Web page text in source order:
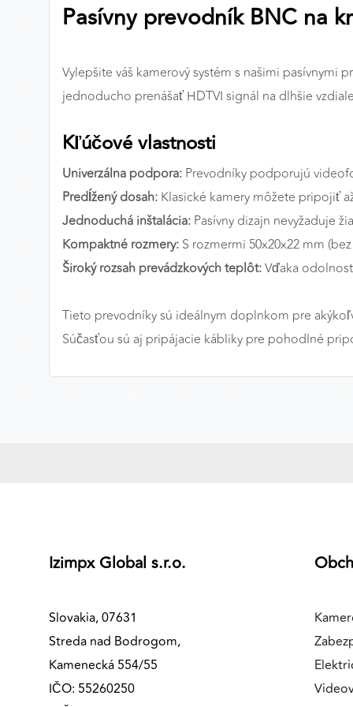
Pasívny prevodník BNC na
Vylepšite váš kamerový systém s našimi pasívnymi
jednoducho prenášať HDTVI signál na dlhšie
Kľúčové vlastnosti
Univerzálna podpora: Prevodníky podporujú
Predĺžený dosah: Klasické kamery môžete pripojiť
Jednoduchá inštalácia: Pasívny dizajn nevyžaduje
Kompaktné rozmery: S rozmermi 50x20x22 mm
Široký rozsah prevádzkových teplôt:Vďaka
Tieto prevodníky sú ideálnym doplnkom pre
Súčasťou sú aj pripájacie kábliky pre pohodlné
Izimpx Global s.r.o.
Slovakia, 07631
Streda nad Bodrogom,
Kamenecká 554/55
IČO: 55260250
Preferenčné cookies
ANALYTICKÉ COOKIES
nášho webu. Ich pomocou určujeme počet návštev a
zdroje návštev našich webových stránok. Dáta získané
pomocou týchto cookies spracovávame anonymne a
súhrnne, bez použitia identifikátorov, ktoré ukazujú na
konkrétnych používateľov nášho webu. Vďaka týmto
cookies môžeme optimalizovať výkon a funkčnosť
našich stránok.
Poskytovateľ: Google
MARKETINGOVÉ COOKIES